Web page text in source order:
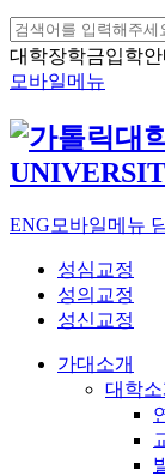
대학장학금입학안
모바일메뉴
ENG 모바일메뉴
성심교정
성의교정
성신교정
가대소개
대학소